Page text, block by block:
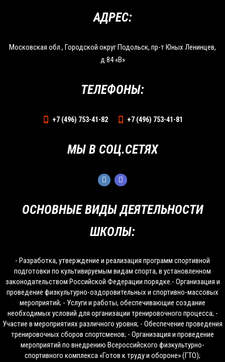
ОСНОВНЫЕ ВИДЫ ДЕЯТЕЛЬНОСТИ
ШКОЛЫ:
- Разработка, утверждение и реализация программ спортивной
подготовки по культивируемым видам спорта, в установленном
законодательством Российской Федерации порядке.- Организация и
проведение физкультурно-оздоровительных и спортивно-массовых
мероприятий; - Услуги и работы, обеспечивающие создание
необходимых условий для организации тренировочного процесса; -
Участие в мероприятиях различного уровня; - Обеспечение проведения
тренировочных сборов спортсменов; - Организация и проведение
мероприятий по внедрению Всероссийского физкультурно-
спортивного комплекса «Готов к труду и обороне» (ГТО);
АДРЕС:
Московская обл., Городской округ Подольск, пр-т Юных Ленинцев,
д.84 «В»
ТЕЛЕФОНЫ:
+7 (496) 753-41-82 +7 (496) 753-41-81
МЫ В СОЦ.СЕТЯХ